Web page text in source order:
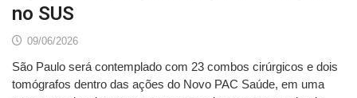
no SUS
09/06/2026
São Paulo será contemplado com 23 combos cirúrgicos e dois
tomógrafos dentro das ações do Novo PAC Saúde, em uma